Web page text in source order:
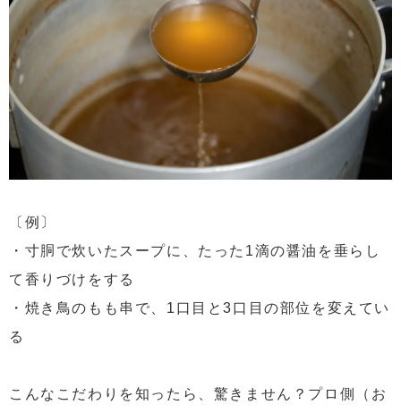
〔例〕
・寸胴で炊いたスープに、たった1滴の醤油を垂らし
て香りづけをする
・焼き鳥のもも串で、1口目と3口目の部位を変えてい
る
こんなこだわりを知ったら、驚きません？プロ側（お